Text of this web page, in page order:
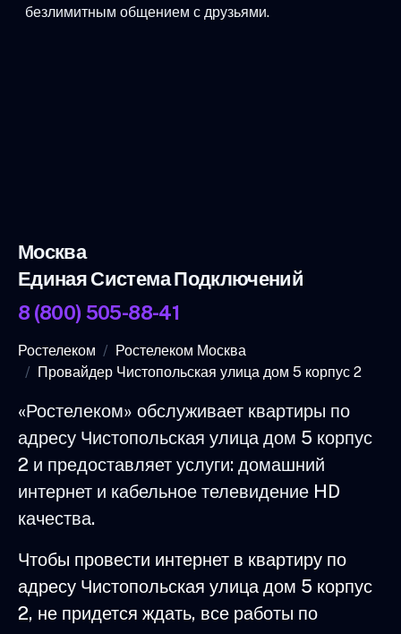
безлимитным общением с друзьями.
Москва
Единая Система Подключений
8 (800) 505-88-41
Ростелеком
Ростелеком Москва
Провайдер Чистопольская улица дом 5 корпус 2
«Ростелеком» обслуживает квартиры по
адресу Чистопольская улица дом 5 корпус
2 и предоставляет услуги: домашний
интернет и кабельное телевидение HD
качества.
Чтобы провести интернет в квартиру по
адресу Чистопольская улица дом 5 корпус
2, не придется ждать, все работы по